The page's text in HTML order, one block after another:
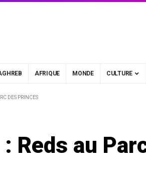
AFRIQUE MONDE CULTURE
DES PRINCES
Reds au